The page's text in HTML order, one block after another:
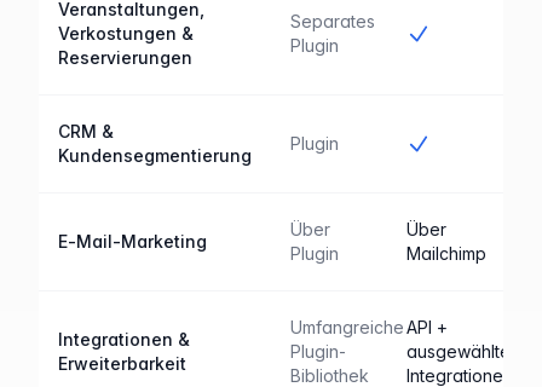
Veranstaltungen,
Verkostungen &
Reservierungen
Separates
Plugin
CRM &
Kundensegmentierung
Plugin
E-Mail-Marketing
Über
Plugin
Über
Mailchimp
Integrationen &
Erweiterbarkeit
Umfangreiche
Plugin-
Bibliothek
API +
ausgewählte
Integrationen